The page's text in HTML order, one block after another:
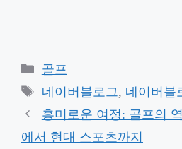
Categories
골프
Tags
네이버블로그, 네이버블
흥미로운 여정: 골프의
에서 현대 스포츠까지